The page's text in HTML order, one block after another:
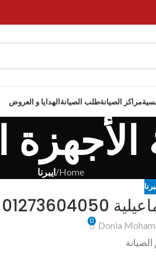
مراكز الصيانةطلب الصيانةالهدايا و العروض
Home
/ايبرنا
Donia
0